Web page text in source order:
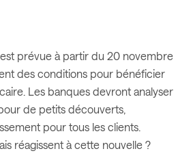
prévue à partir du 20 novembre
des conditions pour bénéficier
Les banques devront analyser
de petits découverts,
pour tous les clients.
réagissent à cette nouvelle ?